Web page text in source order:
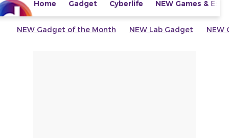
Home Gadget Cyberlife NEW Games &
NEW Gadget of the Month NEW Lab Gadget NEW